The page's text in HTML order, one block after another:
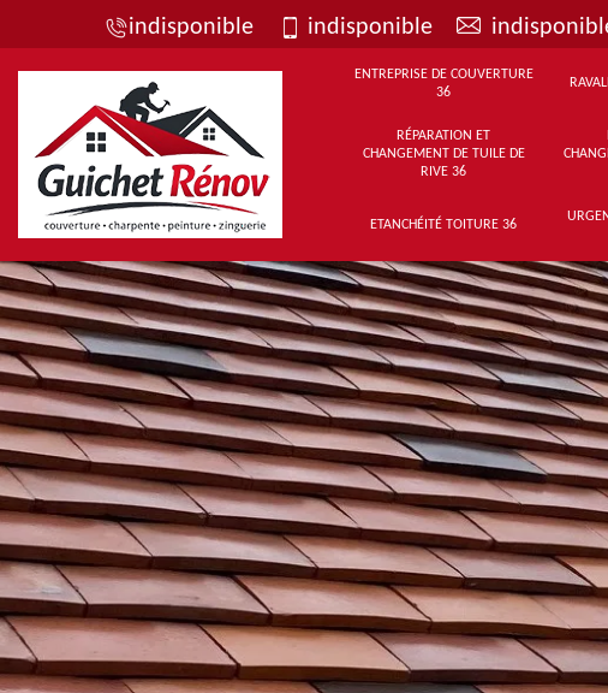
indisponible indisponible
ENTREPRISE DE COUVERTURE
36
RÉPARATION ET
CHANGEMENT DE TUILE DE
RIVE 36
ETANCHÉITÉ TOITURE 36